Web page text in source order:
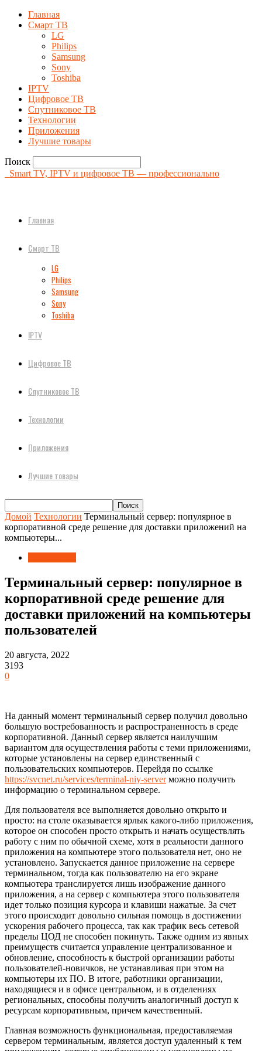
Главная
Смарт ТВ
LG
Philips
Samsung
Sony
Toshiba
IPTV
Цифровое ТВ
Спутниковое ТВ
Технологии
Приложения
Лучшие товары
Поиск
Smart TV, IPTV и цифровое ТВ — профессионально
Главная
Смарт ТВ
LG
Philips
Samsung
Sony
Toshiba
IPTV
Цифровое ТВ
Спутниковое ТВ
Технологии
Приложения
Лучшие товары
Домой Технологии Терминальный сервер: популярное в
корпоративной среде решение для доставки приложений на
компьютеры...
Терминальный сервер: популярное в
корпоративной среде решение для
доставки приложений на компьютеры
пользователей
20 августа, 2022
3193
0
На данный момент терминальный сервер получил довольно
большую востребованность и распространенность в среде
корпоративной. Данный сервер является наилучшим
вариантом для осуществления работы с теми приложениями,
которые установлены на сервер единственный с
пользовательских компьютеров. Перейдя по ссылке
https://svcnet.ru/services/terminal-niy-serverможно получить
информацию о терминальном сервере.
Для пользователя все выполняется довольно открыто и
просто: на столе оказывается ярлык какого-либо приложения,
которое он способен просто открыть и начать осуществлять
работу с ним по обычной схеме, хотя в реальности данного
приложения на компьютере этого пользователя нет, оно не
установлено. Запускается данное приложение на сервере
терминальном, тогда как пользователю на его экране
компьютера транслируется лишь изображение данного
приложения, а на сервер с компьютера этого пользователя
идет только позиция курсора и клавиши нажатые. За счет
этого происходит довольно сильная помощь в достижении
ускорения рабочего процесса, так как трафик весь сетевой
пределы ЦОД не способен покинуть. Также одним из явных
преимуществ считается управление централизованное и
обновление, способность к быстрой организации работы
пользователей-новичков, не устанавливая при этом на
компьютеры их ПО. В итоге, работники организации,
находящиеся и в офисе центральном, и в отделениях
региональных, способны получить аналогичный доступ к
ресурсам корпоративным, причем качественный.
Главная возможность функциональная, предоставляемая
сервером терминальным, является доступ удаленный к тем